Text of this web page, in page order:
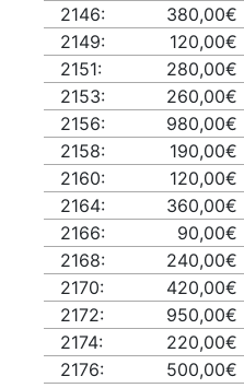
2146:
380,00€
2149:
120,00€
2151:
280,00€
2153:
260,00€
2156:
980,00€
2158:
190,00€
2160:
120,00€
2164:
360,00€
2166:
90,00€
2168:
240,00€
2170:
420,00€
2172:
950,00€
2174:
220,00€
2176:
500,00€